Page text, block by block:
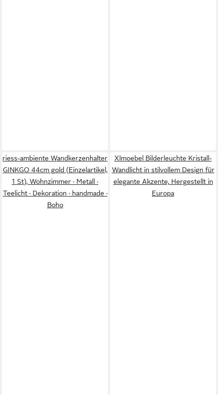
riess-ambiente Wandkerzenhalter
GINKGO 44cm gold (Einzelartikel,
1 St), Wohnzimmer · Metall ·
Teelicht · Dekoration · handmade ·
Boho
Xlmoebel Bilderleuchte Kristall-
Wandlicht in stilvollem Design für
elegante Akzente, Hergestellt in
Europa